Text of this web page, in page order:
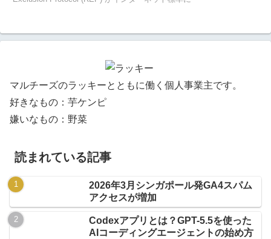
マルチーズのラッキーとともに働く個人事業主です。
好きなもの：芋ケンピ
嫌いなもの：野菜
読まれている記事
2026年3月シンガポール発GA4スパム
アクセスが増加
Codexアプリとは？GPT-5.5を使った
AIコーディングエージェントの始め方